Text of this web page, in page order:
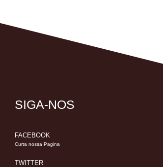
SIGA-NOS
FACEBOOK
Curta nossa Pagina
TWITTER